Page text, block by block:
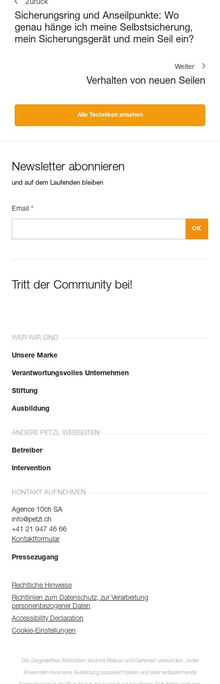
Zurück
Sicherungsring und Anseilpunkte: Wo
genau hänge ich meine Selbstsicherung,
mein Sicherungsgerät und mein Seil ein?
Weiter
Verhalten von neuen Seilen
Alle Techniken ansehen
Newsletter abonnieren
und auf dem Laufenden bleiben
Email *
Tritt der Community bei!
WER WIR SIND
Unsere Marke
Verantwortungsvolles Unternehmen
Stiftung
Ausbildung
ANDERE PETZL WEBSEITEN
Betreiber
Intervention
KONTAKT AUFNEHMEN
Agence 10ch SA
info@petzl.ch
+41 21 947 46 66
Kontaktformular
Pressezugang
Rechtliche Hinweise
Richtlinien zum Datenschutz, zur Verarbeitung
personenbezogener Daten
Accessibility Declaration
Cookie-Einstellungen
Die dargestellten Aktivitäten sind mit Risiken und Gefahren verbunden. Jeder
Anwender muss eine Ausbildung absolviert haben und über entsprechende